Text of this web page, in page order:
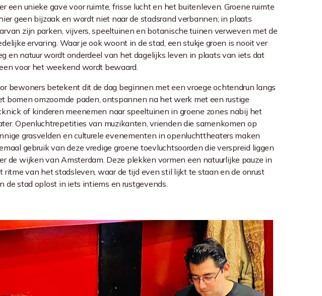
een unieke gave voor ruimte, frisse lucht en het buitenleven. Groene ruimte
geen bijzaak en wordt niet naar de stadsrand verbannen; in plaats
zijn parken, vijvers, speeltuinen en botanische tuinen verweven met de
ervaring. Waar je ook woont in de stad, een stukje groen is nooit ver
en natuur wordt onderdeel van het dagelijks leven in plaats van iets dat
voor het weekend wordt bewaard.
bewoners betekent dit de dag beginnen met een vroege ochtendrun langs
bomen omzoomde paden, ontspannen na het werk met een rustige
of kinderen meenemen naar speeltuinen in groene zones nabij het
Openluchtrepetities van muzikanten, vrienden die samenkomen op
grasvelden en culturele evenementen in openluchttheaters maken
gebruik van deze vredige groene toevluchtsoorden die verspreid liggen
de wijken van Amsterdam. Deze plekken vormen een natuurlijke pauze in
ritme van het stadsleven, waar de tijd even stil lijkt te staan en de onrust
de stad oplost in iets intiems en rustgevends.